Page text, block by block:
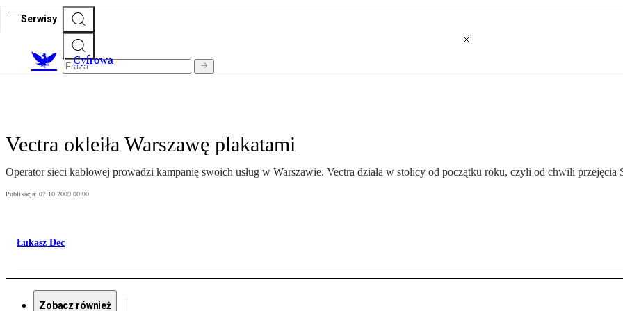
Serwisy
Cyfrowa
Vectra okleiła Warszawę plakatami
Operator sieci kablowej prowadzi kampanię swoich usług w Warszawie. Vectra działa w stolicy od początku roku, czyli od chwili przejęcia
Publikacja: 07.10.2009 00:00
Łukasz Dec
Zobacz również